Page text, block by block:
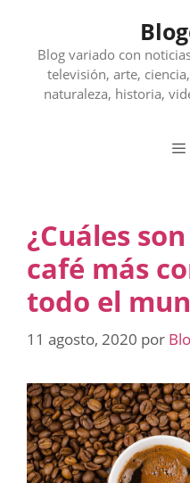
contenidoBlog variado con
televisión, arte,
naturaleza, historia,
¿Cuáles
café más
todo el
11 agosto, 2020 por